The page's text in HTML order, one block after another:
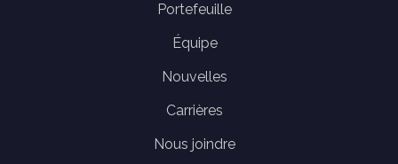
Portefeuille
Équipe
Nouvelles
Carrières
Nous joindre